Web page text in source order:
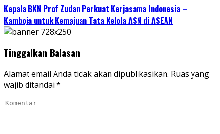
Kepala BKN Prof Zudan Perkuat Kerjasama Indonesia –
Kamboja untuk Kemajuan Tata Kelola ASN di ASEAN
Tinggalkan Balasan
Alamat email Anda tidak akan dipublikasikan. Ruas yang
wajib ditandai *